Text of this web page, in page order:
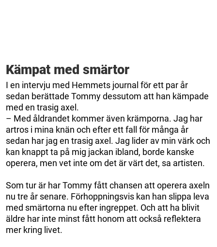
Kämpat med smärtor
I en intervju med Hemmets journal för ett par år
sedan berättade Tommy dessutom att han kämpade
med en trasig axel.
– Med åldrandet kommer även krämporna. Jag har
artros i mina knän och efter ett fall för många år
sedan har jag en trasig axel. Jag lider av min värk och
kan knappt ta på mig jackan ibland, borde kanske
operera, men vet inte om det är värt det, sa artisten.
Som tur är har Tommy fått chansen att operera axeln
nu tre år senare. Förhoppningsvis kan han slippa leva
med smärtorna nu efter ingreppet. Och att ha blivit
äldre har inte minst fått honom att också reflektera
mer kring livet.